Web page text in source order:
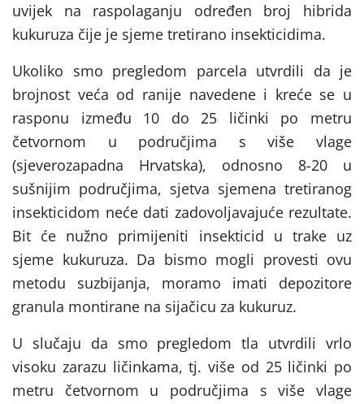
uvijek na raspolaganju određen broj hibrida
kukuruza čije je sjeme tretirano insekticidima.
Ukoliko smo pregledom parcela utvrdili da je
brojnost veća od ranije navedene i kreće se u
rasponu između 10 do 25 ličinki po metru
četvornom u područjima s više vlage
(sjeverozapadna Hrvatska), odnosno 8-20 u
sušnijim područjima, sjetva sjemena tretiranog
insekticidom neće dati zadovoljavajuće rezultate.
Bit će nužno primijeniti insekticid u trake uz
sjeme kukuruza. Da bismo mogli provesti ovu
metodu suzbijanja, moramo imati depozitore
granula montirane na sijačicu za kukuruz.
U slučaju da smo pregledom tla utvrdili vrlo
visoku zarazu ličinkama, tj. više od 25 ličinki po
metru četvornom u područjima s više vlage